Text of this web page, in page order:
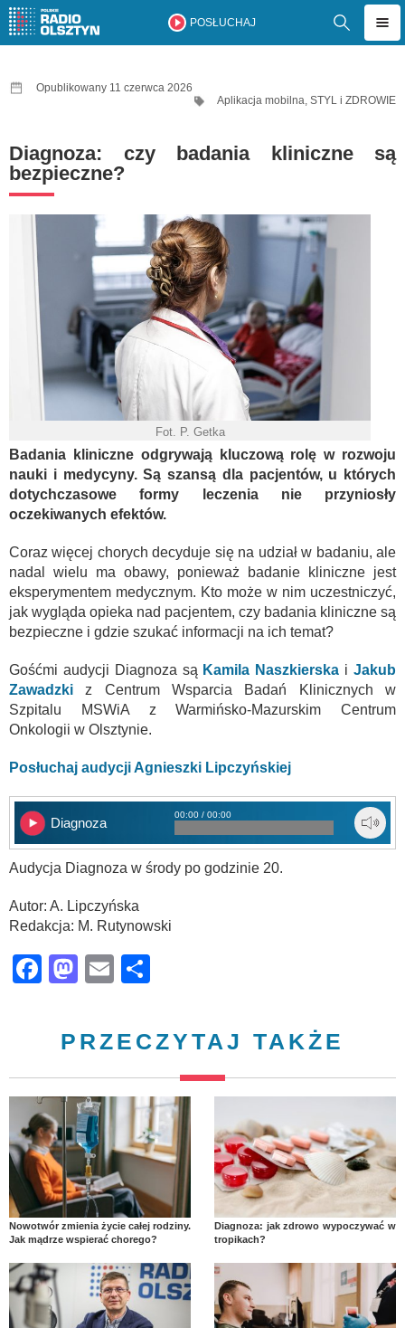
POSŁUCHAJ
Opublikowany 11 czerwca 2026
Aplikacja mobilna, STYL i ZDROWIE
Diagnoza: czy badania kliniczne są
bezpieczne?
Fot. P. Getka
Badania kliniczne odgrywają kluczową rolę w rozwoju
nauki i medycyny. Są szansą dla pacjentów, u których
dotychczasowe formy leczenia nie przyniosły
oczekiwanych efektów.
Coraz więcej chorych decyduje się na udział w badaniu, ale
nadal wielu ma obawy, ponieważ badanie kliniczne jest
eksperymentem medycznym. Kto może w nim uczestniczyć,
jak wygląda opieka nad pacjentem, czy badania kliniczne są
bezpieczne i gdzie szukać informacji na ich temat?
Gośćmi audycji Diagnoza są Kamila Naszkierska iJakub
Zawadzki z Centrum Wsparcia Badań Klinicznych w
Szpitalu MSWiA z Warmińsko-Mazurskim Centrum
Onkologii w Olsztynie.
Posłuchaj audycji Agnieszki Lipczyńskiej
Diagnoza
00:00 / 00:00
Audycja Diagnoza w środy po godzinie 20.
Autor: A. Lipczyńska
Redakcja: M. Rutynowski
Facebook
Mastodon
Email
PRZECZYTAJ TAKŻE
Nowotwór zmienia życie całej rodziny.
Jak mądrze wspierać chorego?
Diagnoza: jak zdrowo wypoczywać w
tropikach?